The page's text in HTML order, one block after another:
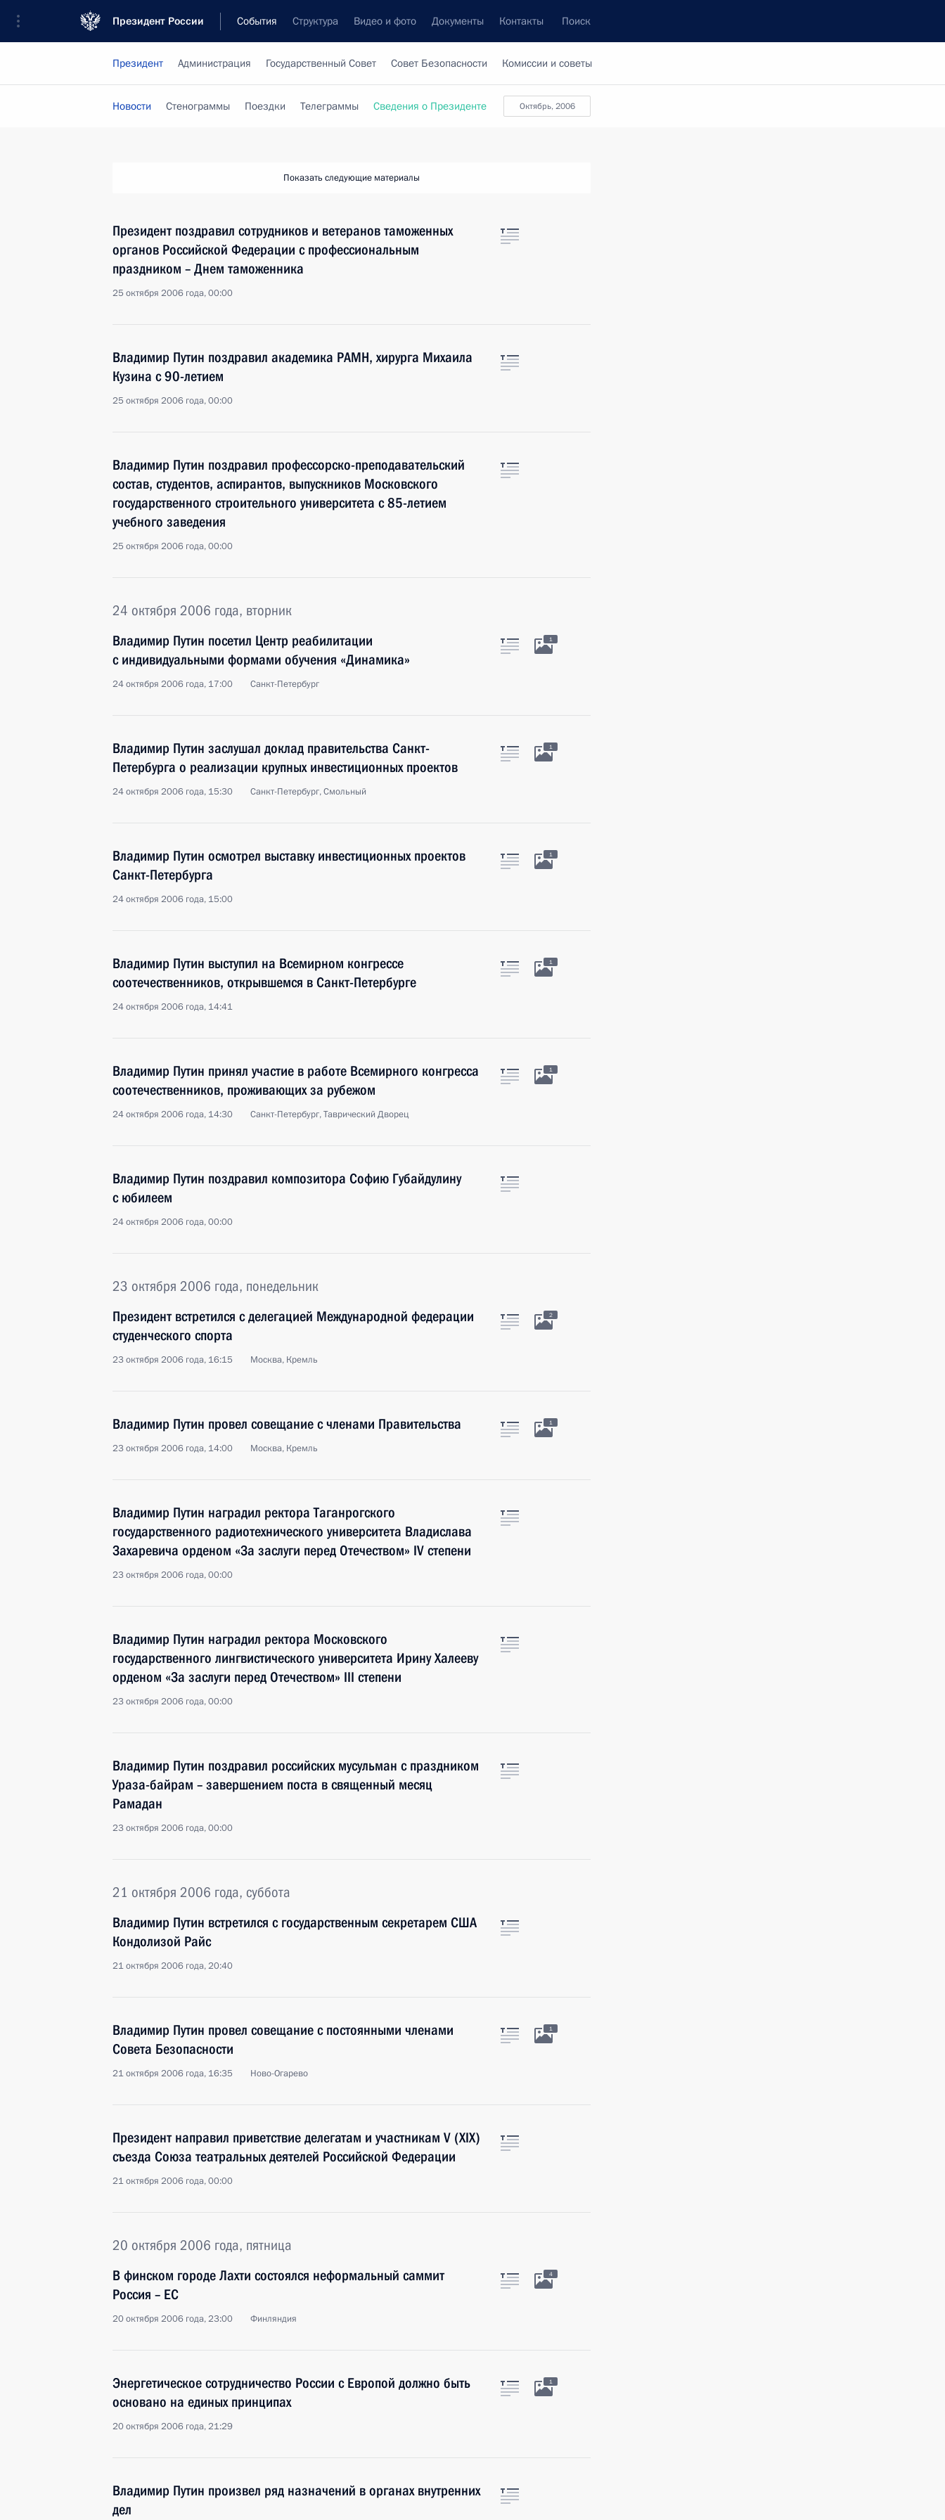
Президент России События Структура Видео и фото Документы Контакты Поиск
Президент Администрация Государственный Совет Совет Безопасности Комиссии и советы
октябрь, 2006
Новости Стенограммы Поездки Телеграммы Сведения о Президенте
Показать следующие материалы
Президент поздравил сотрудников и ветеранов таможенных
органов Российской Федерации с профессиональным
праздником – Днем таможенника
25 октября 2006 года, 00:00
Владимир Путин поздравил академика РАМН, хирурга Михаила
Кузина с 90-летием
25 октября 2006 года, 00:00
Владимир Путин поздравил профессорско-преподавательский
состав, студентов, аспирантов, выпускников Московского
государственного строительного университета с 85-летием
учебного заведения
25 октября 2006 года, 00:00
24 октября 2006 года, вторник
Владимир Путин посетил Центр реабилитации
с индивидуальными формами обучения «Динамика»
24 октября 2006 года, 17:00 Санкт-Петербург
1
Владимир Путин заслушал доклад правительства Санкт-
Петербурга о реализации крупных инвестиционных проектов
24 октября 2006 года, 15:30 Санкт-Петербург, Смольный
1
Владимир Путин осмотрел выставку инвестиционных проектов
Санкт-Петербурга
24 октября 2006 года, 15:00
1
Владимир Путин выступил на Всемирном конгрессе
соотечественников, открывшемся в Санкт-Петербурге
24 октября 2006 года, 14:41
1
Владимир Путин принял участие в работе Всемирного конгресса
соотечественников, проживающих за рубежом
24 октября 2006 года, 14:30 Санкт-Петербург, Таврический Дворец
1
Владимир Путин поздравил композитора Софию Губайдулину
с юбилеем
24 октября 2006 года, 00:00
23 октября 2006 года, понедельник
Президент встретился с делегацией Международной федерации
студенческого спорта
23 октября 2006 года, 16:15 Москва, Кремль
2
Владимир Путин провел совещание с членами Правительства
23 октября 2006 года, 14:00 Москва, Кремль
1
Владимир Путин наградил ректора Таганрогского
государственного радиотехнического университета Владислава
Захаревича орденом «За заслуги перед Отечеством» IV степени
23 октября 2006 года, 00:00
Владимир Путин наградил ректора Московского
государственного лингвистического университета Ирину Халееву
орденом «За заслуги перед Отечеством» III степени
23 октября 2006 года, 00:00
Владимир Путин поздравил российских мусульман с праздником
Ураза-байрам – завершением поста в священный месяц
Рамадан
23 октября 2006 года, 00:00
21 октября 2006 года, суббота
Владимир Путин встретился с государственным секретарем США
Кондолизой Райс
21 октября 2006 года, 20:40
Владимир Путин провел совещание с постоянными членами
Совета Безопасности
21 октября 2006 года, 16:35 Ново-Огарево
1
Президент направил приветствие делегатам и участникам V (XIX)
съезда Союза театральных деятелей Российской Федерации
21 октября 2006 года, 00:00
20 октября 2006 года, пятница
В финском городе Лахти состоялся неформальный саммит
Россия – ЕС
20 октября 2006 года, 23:00 Финляндия
4
Энергетическое сотрудничество России с Европой должно быть
основано на единых принципах
20 октября 2006 года, 21:29
1
Владимир Путин произвел ряд назначений в органах внутренних
дел